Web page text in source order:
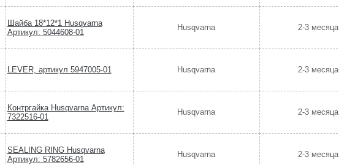
Шайба 18*12*1 Husqvarna
Артикул: 5044608-01
Husqvarna 2-3 месяца
LEVER, артикул 5947005-01 Husqvarna 2-3 месяца
Контргайка Husqvarna Артикул:
7322516-01
Husqvarna 2-3 месяца
SEALING RING Husqvarna
Артикул: 5782656-01
Husqvarna 2-3 месяца